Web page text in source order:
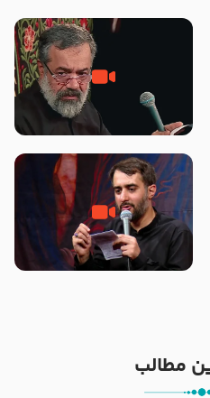
مادر منم مثل تو خمیدم – حاج
محمود کریمی – شهادت حضرت
هیئت رایة العباس علیه السلام
من غلام نوکراتم من عاشق کربلاتم
– شور زمینه – شب هفتم – محرم
مطالب